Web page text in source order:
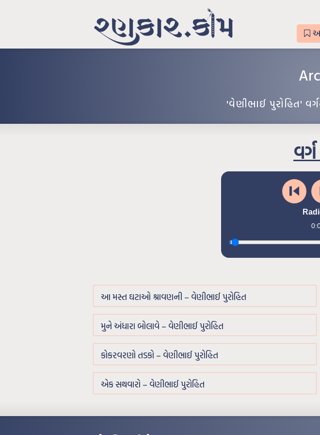
'વેણીભાઈ પુરોહિત'
આ મસ્ત ઘટાઓ શ્રાવણની – વેણીભાઈ પુરોહિત
મુને અંધારા બોલાવે – વેણીભાઈ પુરોહિત
કોકરવરણો તડકો – વેણીભાઈ પુરોહિત
એક સથવારો – વેણીભાઈ પુરોહિત